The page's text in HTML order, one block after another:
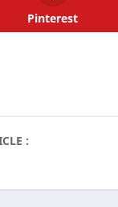
Pinterest
: